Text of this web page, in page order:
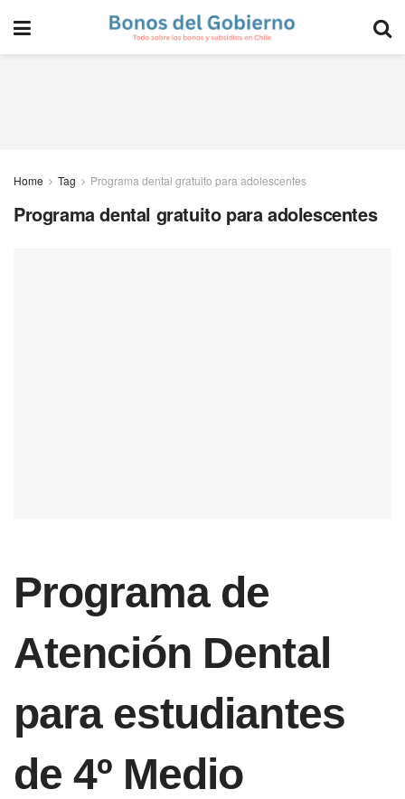
Home Tag Programa dental gratuito para adolescentes
Programa dental gratuito para adolescentes
Programa de
Atención Dental
para estudiantes
de 4º Medio